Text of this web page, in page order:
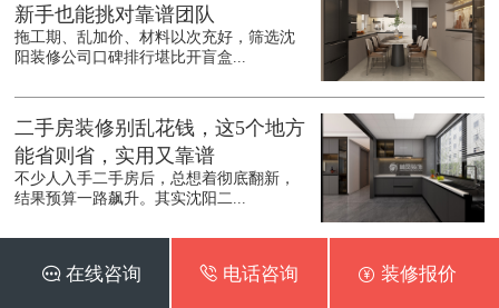
新手也能挑对靠谱团队
拖工期、乱加价、材料以次充好，筛选沈
阳装修公司口碑排行堪比开盲盒...
二手房装修别乱花钱，这5个地方
能省则省，实用又靠谱
不少人入手二手房后，总想着彻底翻新，
结果预算一路飙升。其实沈阳二...
新房装修别瞎装，这4个细节90%
 在线咨询  电话咨询  装修报价